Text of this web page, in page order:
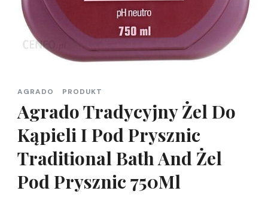
AGRADO PRODUKT
Agrado Tradycyjny Żel Do
Kąpieli I Pod Prysznic
Traditional Bath And Żel
Pod Prysznic 750Ml